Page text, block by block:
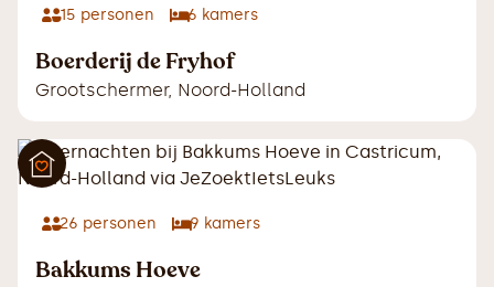
15 personen 6 kamers
Boerderij de Fryhof
Grootschermer, Noord-Holland
26 personen 9 kamers
Bakkums Hoeve